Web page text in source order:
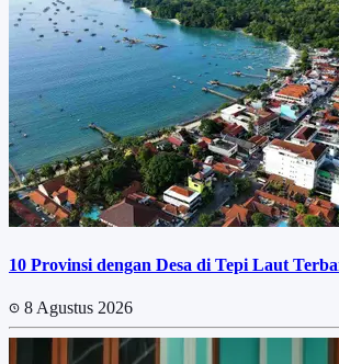
10 Provinsi dengan Desa di Tepi Laut
8 Agustus 2026